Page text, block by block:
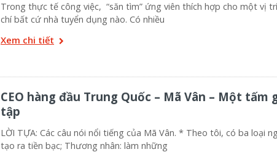
Trong thực tế công việc, “săn tìm” ứng viên thích hợp cho một vị
chí bất cứ nhà tuyển dụng nào. Có nhiều
Xem chi tiết
CEO hàng đầu Trung Quốc – Mã Vân – Một tấm
tập
LỜI TỰA: Các câu nói nổi tiếng của Mã Vân. * Theo tôi, có ba loại
tạo ra tiền bạc; Thương nhân: làm những